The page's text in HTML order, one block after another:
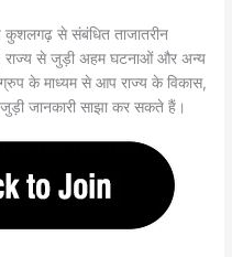
से संबंधित ताजातरीन
राज्य से जुड़ी अहम घटनाओं और अन्य
के माध्यम से आप राज्य के विकास,
जुड़ी जानकारी साझा कर सकते हैं।